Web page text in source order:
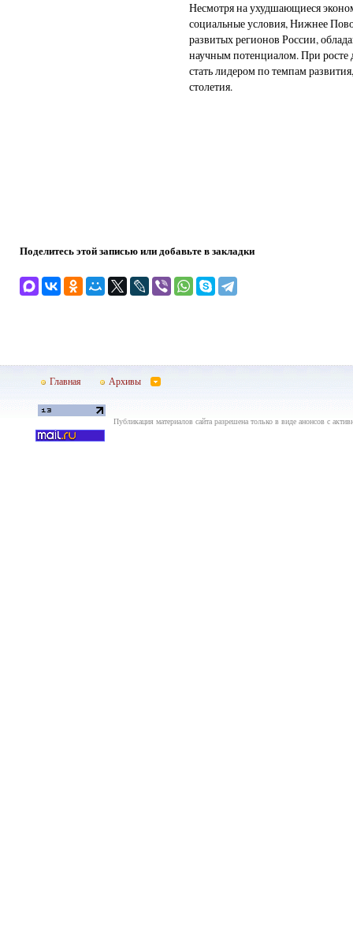
Несмотря на ухудшающиеся
социальные условия, Нижнее
развитых регионов России,
научным потенциалом. При росте
стать лидером по темпам
столетия.
Поделитесь этой записью или добавьте в закладки
Главная Архивы
Публикация материалов сайта разрешена только в виде анонсов с